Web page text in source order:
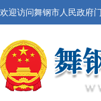
欢迎访问舞钢市人民政府